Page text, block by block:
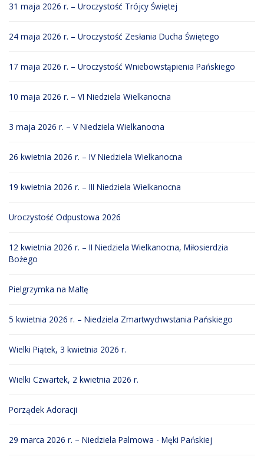
31 maja 2026 r. – Uroczystość Trójcy Świętej
24 maja 2026 r. – Uroczystość Zesłania Ducha Świętego
17 maja 2026 r. – Uroczystość Wniebowstąpienia Pańskiego
10 maja 2026 r. – VI Niedziela Wielkanocna
3 maja 2026 r. – V Niedziela Wielkanocna
26 kwietnia 2026 r. – IV Niedziela Wielkanocna
19 kwietnia 2026 r. – III Niedziela Wielkanocna
Uroczystość Odpustowa 2026
12 kwietnia 2026 r. – II Niedziela Wielkanocna, Miłosierdzia
Bożego
Pielgrzymka na Maltę
5 kwietnia 2026 r. – Niedziela Zmartwychwstania Pańskiego
Wielki Piątek, 3 kwietnia 2026 r.
Wielki Czwartek, 2 kwietnia 2026 r.
Porządek Adoracji
29 marca 2026 r. – Niedziela Palmowa - Męki Pańskiej